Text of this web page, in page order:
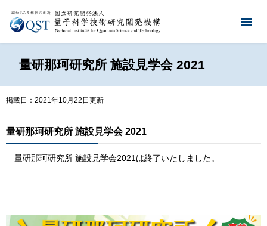
量研那珂研究所 施設見学会 2021
掲載日：2021年10月22日更新
量研那珂研究所 施設見学会 2021
量研那珂研究所 施設見学会2021は終了いたしました。